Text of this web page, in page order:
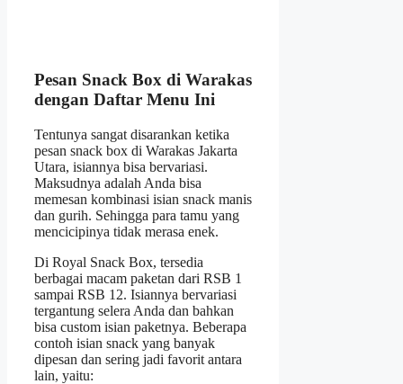
Pesan Snack Box di Warakas
dengan Daftar Menu Ini
Tentunya sangat disarankan ketika
pesan snack box di Warakas Jakarta
Utara, isiannya bisa bervariasi.
Maksudnya adalah Anda bisa
memesan kombinasi isian snack manis
dan gurih. Sehingga para tamu yang
mencicipinya tidak merasa enek.
Di Royal Snack Box, tersedia
berbagai macam paketan dari RSB 1
sampai RSB 12. Isiannya bervariasi
tergantung selera Anda dan bahkan
bisa custom isian paketnya. Beberapa
contoh isian snack yang banyak
dipesan dan sering jadi favorit antara
lain, yaitu: